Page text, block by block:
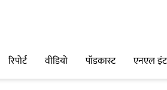
रिपोर्ट वीडियो पॉडकास्ट एनएल